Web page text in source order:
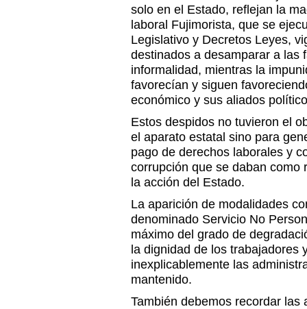
solo en el Estado, reflejan la
laboral Fujimorista, que se
Legislativo y Decretos Leyes,
destinados a desamparar a las
informalidad, mientras la
favorecían y siguen
económico y sus aliados
Estos despidos no tuvieron el
el aparato estatal sino para
pago de derechos laborales y
corrupción que se daban como
la acción del Estado.
La aparición de modalidades
denominado Servicio No
máximo del grado de
la dignidad de los trabajadores
inexplicablemente las
mantenido.
También debemos recordar las